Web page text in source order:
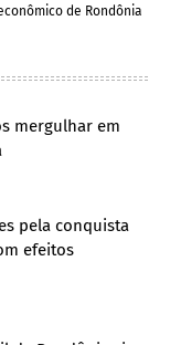
de Rondônia
mergulhar em
pela conquista
efeitos